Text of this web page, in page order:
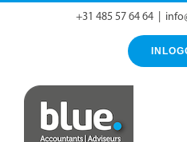
+31 485 57 64 64